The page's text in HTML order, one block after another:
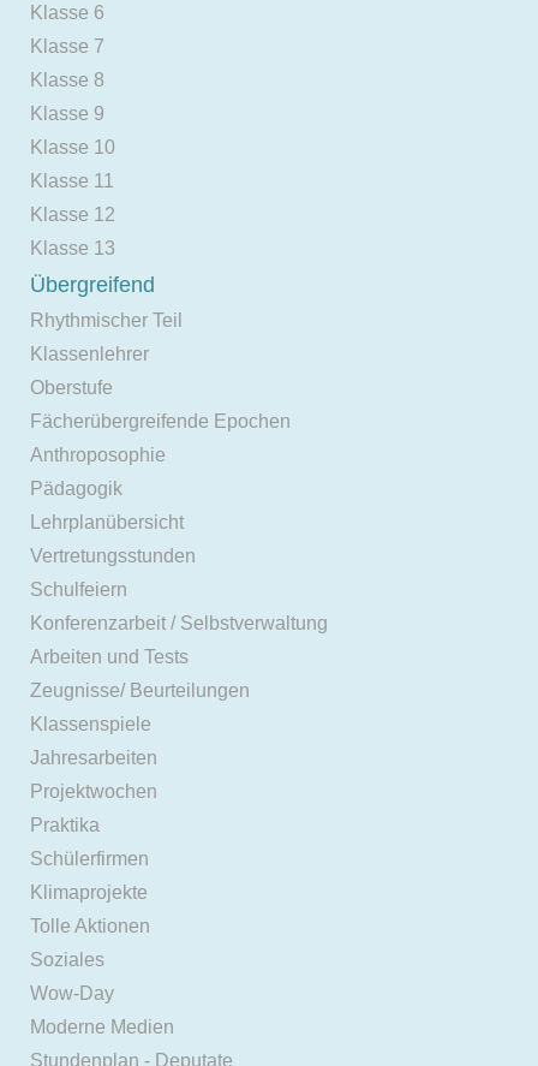
Klasse 6
Klasse 7
Klasse 8
Klasse 9
Klasse 10
Klasse 11
Klasse 12
Klasse 13
Übergreifend
Rhythmischer Teil
Klassenlehrer
Oberstufe
Fächerübergreifende Epochen
Anthroposophie
Pädagogik
Lehrplanübersicht
Vertretungsstunden
Schulfeiern
Konferenzarbeit / Selbstverwaltung
Arbeiten und Tests
Zeugnisse/ Beurteilungen
Klassenspiele
Jahresarbeiten
Projektwochen
Praktika
Schülerfirmen
Klimaprojekte
Tolle Aktionen
Soziales
Wow-Day
Moderne Medien
Stundenplan - Deputate